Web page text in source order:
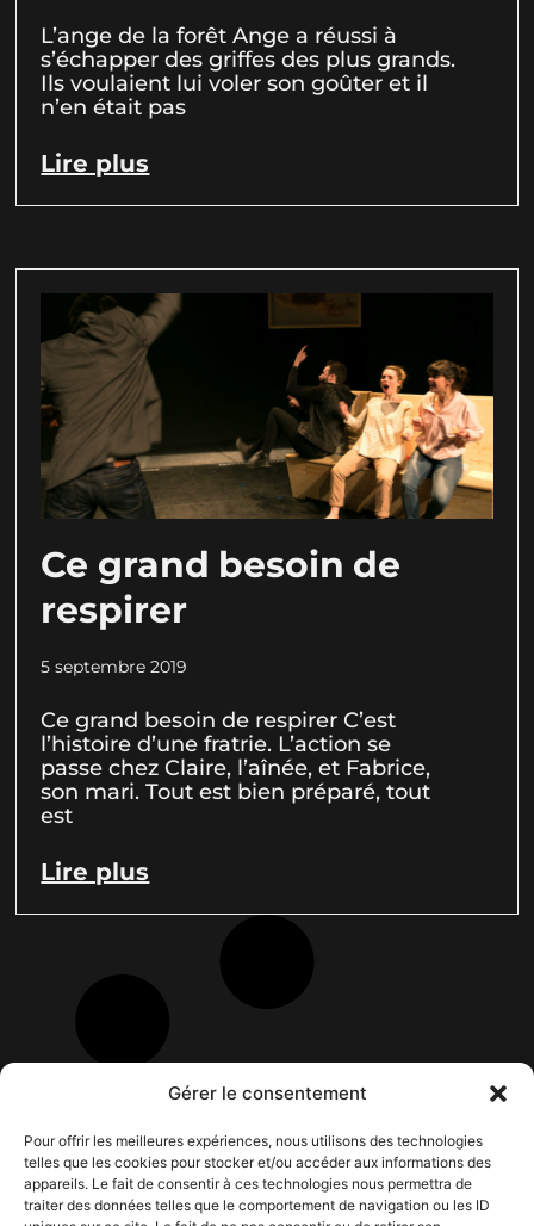
Gérer le consentement
Pour offrir les meilleures expériences, nous utilisons des technologies
telles que les cookies pour stocker et/ou accéder aux informations des
appareils. Le fait de consentir à ces technologies nous permettra de
traiter des données telles que le comportement de navigation ou les ID
L’ange de la forêt Ange a réussi à
s’échapper des griffes des plus grands.
Ils voulaient lui voler son goûter et il
n’en était pas
Lire plus
Ce grand besoin de
respirer
5 septembre 2019
Ce grand besoin de respirer C’est
l’histoire d’une fratrie. L’action se
passe chez Claire, l’aînée, et Fabrice,
son mari. Tout est bien préparé, tout
est
Lire plus